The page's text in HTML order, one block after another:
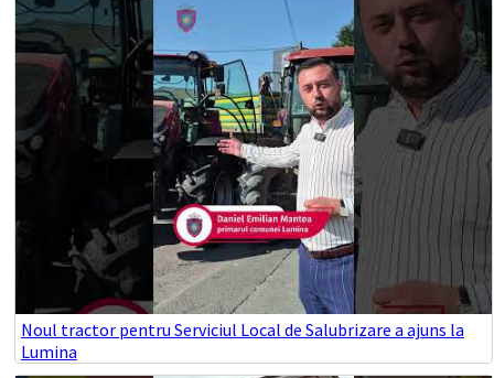
Noul tractor pentru Serviciul Local de Salubrizare a ajuns la
Lumina